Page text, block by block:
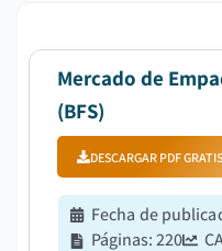
Mercado de
(BFS)
DESCARGAR PDF GRATIS
Fecha de
Páginas:220